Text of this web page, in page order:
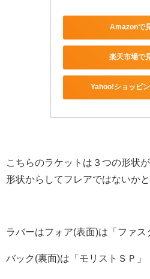
Amazonで
楽天市場で
Yahoo!ショッピ
こちらのラケットは３つの形状
形状からしてフレアではないかと
ラバーはフォア(表面)は「ファス
バック(裏面)は「モリストＳＰ」